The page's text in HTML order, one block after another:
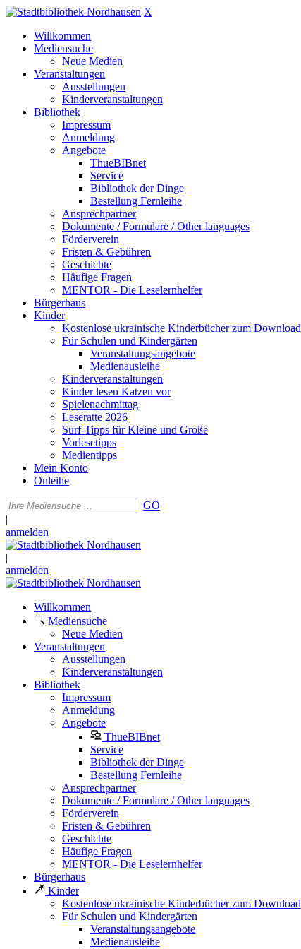
X
Willkommen
Mediensuche
Neue Medien
Veranstaltungen
Ausstellungen
Kinderveranstaltungen
Bibliothek
Impressum
Anmeldung
Angebote
ThueBIBnet
Service
Bibliothek der Dinge
Bestellung Fernleihe
Ansprechpartner
Dokumente / Formulare / Other languages
Förderverein
Fristen & Gebühren
Geschichte
Häufige Fragen
MENTOR - Die Leselernhelfer
Bürgerhaus
Kinder
Kostenlose ukrainische Kinderbücher zum Download
Für Schulen und Kindergärten
Veranstaltungsangebote
Medienausleihe
Kinderveranstaltungen
Kinder lesen Katzen vor
Spielenachmittag
Leseratte 2026
Surf-Tipps für Kleine und Große
Vorlesetipps
Medientipps
Mein Konto
Onleihe
GO
|
anmelden
|
anmelden
Willkommen
Mediensuche
Neue Medien
Veranstaltungen
Ausstellungen
Kinderveranstaltungen
Bibliothek
Impressum
Anmeldung
Angebote
ThueBIBnet
Service
Bibliothek der Dinge
Bestellung Fernleihe
Ansprechpartner
Dokumente / Formulare / Other languages
Förderverein
Fristen & Gebühren
Geschichte
Häufige Fragen
MENTOR - Die Leselernhelfer
Bürgerhaus
Kinder
Kostenlose ukrainische Kinderbücher zum Download
Für Schulen und Kindergärten
Veranstaltungsangebote
Medienausleihe